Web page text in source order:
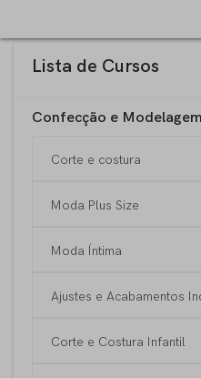
Lista de Cursos
Confecção e Modelagem
Corte e costura
Moda Plus Size
Moda Íntima
Ajustes e Acabamentos
Corte e Costura Infantil